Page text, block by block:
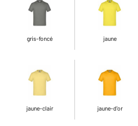
gris-foncé jaune
jaune-clair jaune-d'or